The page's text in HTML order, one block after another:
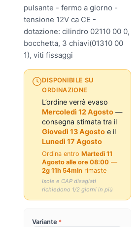
pulsante - fermo a giorno -
tensione 12V ca CE -
dotazione: cilindro 02110 00 0,
bocchetta, 3 chiavi(01310 00
1), viti fissaggi
DISPONIBILE SU
ORDINAZIONE
L’ordine verrà evaso
Mercoledì 12 Agosto —
consegna stimata tra il
Giovedì 13 Agosto e il
Lunedì 17 Agosto
Ordina entroMartedì 11
Agosto alle ore 08:00 —
2g 11h 54min rimaste
Isole e CAP disagiati
richiedono 1/2 giorni in più
Variante